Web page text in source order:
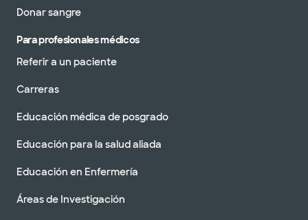
Donar sangre
Para profesionales médicos
Referir a un paciente
Carreras
Educación médica de posgrado
Educación para la salud aliada
Educación en Enfermería
Áreas de Investigación